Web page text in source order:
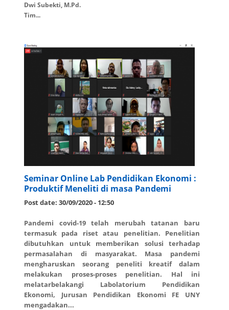
Dwi Subekti, M.Pd.
Tim...
Seminar Online Lab Pendidikan Ekonomi :
Produktif Meneliti di masa Pandemi
Post date: 30/09/2020 - 12:50
Pandemi covid-19 telah merubah tatanan baru
termasuk pada riset atau penelitian. Penelitian
dibutuhkan untuk memberikan solusi terhadap
permasalahan di masyarakat. Masa pandemi
mengharuskan seorang peneliti kreatif dalam
melakukan proses-proses penelitian. Hal ini
melatarbelakangi Labolatorium Pendidikan
Ekonomi, Jurusan Pendidikan Ekonomi FE UNY
mengadakan...